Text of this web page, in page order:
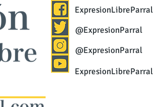
ExpresionLibreParral
@ExpresionParral
@ExpresionParral
ExpresionLibreParral